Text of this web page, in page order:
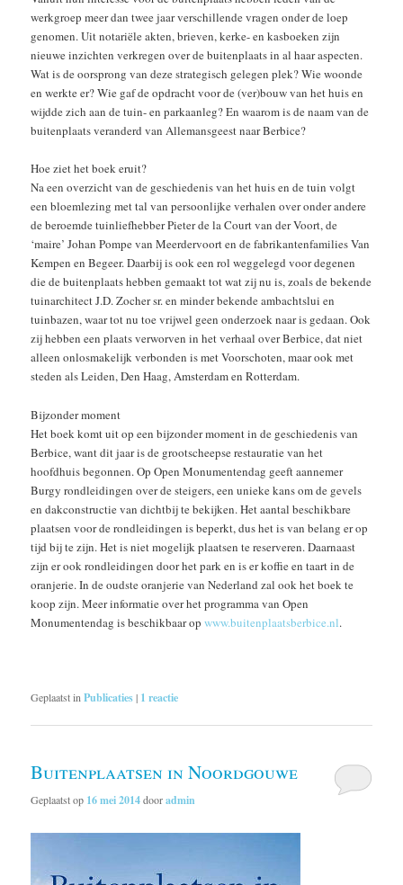
werkgroep meer dan twee jaar verschillende vragen onder de loep
genomen. Uit notariële akten, brieven, kerke- en kasboeken zijn
nieuwe inzichten verkregen over de buitenplaats in al haar aspecten.
Wat is de oorsprong van deze strategisch gelegen plek? Wie woonde
en werkte er? Wie gaf de opdracht voor de (ver)bouw van het huis en
wijdde zich aan de tuin- en parkaanleg? En waarom is de naam van de
buitenplaats veranderd van Allemansgeest naar Berbice?
Hoe ziet het boek eruit?
Na een overzicht van de geschiedenis van het huis en de tuin volgt
een bloemlezing met tal van persoonlijke verhalen over onder andere
de beroemde tuinliefhebber Pieter de la Court van der Voort, de
‘maire’ Johan Pompe van Meerdervoort en de fabrikantenfamilies Van
Kempen en Begeer. Daarbij is ook een rol weggelegd voor degenen
die de buitenplaats hebben gemaakt tot wat zij nu is, zoals de bekende
tuinarchitect J.D. Zocher sr. en minder bekende ambachtslui en
tuinbazen, waar tot nu toe vrijwel geen onderzoek naar is gedaan. Ook
zij hebben een plaats verworven in het verhaal over Berbice, dat niet
alleen onlosmakelijk verbonden is met Voorschoten, maar ook met
steden als Leiden, Den Haag, Amsterdam en Rotterdam.
Bijzonder moment
Het boek komt uit op een bijzonder moment in de geschiedenis van
Berbice, want dit jaar is de grootscheepse restauratie van het
hoofdhuis begonnen. Op Open Monumentendag geeft aannemer
Burgy rondleidingen over de steigers, een unieke kans om de gevels
en dakconstructie van dichtbij te bekijken. Het aantal beschikbare
plaatsen voor de rondleidingen is beperkt, dus het is van belang er op
tijd bij te zijn. Het is niet mogelijk plaatsen te reserveren. Daarnaast
zijn er ook rondleidingen door het park en is er koffie en taart in de
oranjerie. In de oudste oranjerie van Nederland zal ook het boek te
koop zijn. Meer informatie over het programma van Open
Monumentendag is beschikbaar opwww.buitenplaatsberbice.nl.
Geplaatst in Publicaties| 1 reactie
Buitenplaatsen in Noordgouwe
Geplaatst op 16 mei 2014dooradmin